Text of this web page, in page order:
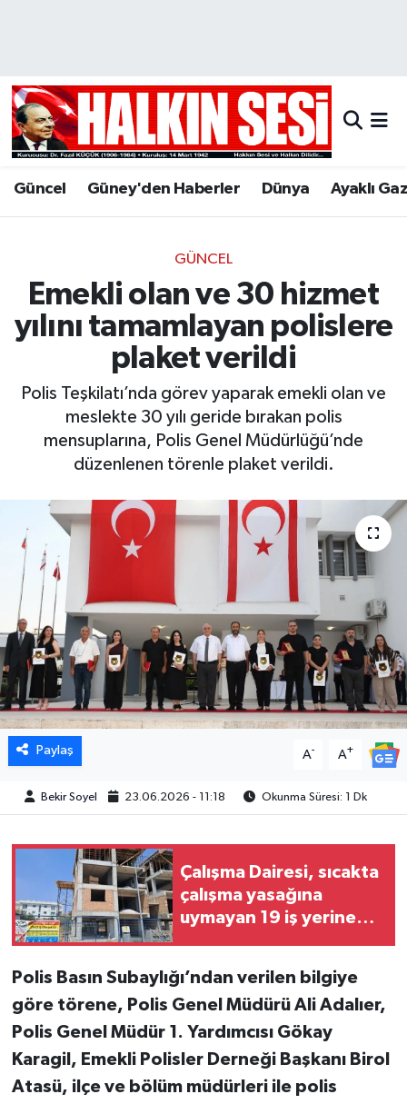
Güncel Güney'den Haberler Dünya Ayaklı
GÜNCEL
Emekli olan ve 30 hizmet
yılını tamamlayan polislere
plaket verildi
Polis Teşkilatı’nda görev yaparak emekli olan ve
meslekte 30 yılı geride bırakan polis
mensuplarına, Polis Genel Müdürlüğü’nde
düzenlenen törenle plaket verildi.
Paylaş A- A+
Bekir Soyel 23.06.2026 - 11:18 Okunma Süresi: 1 Dk
Çalışma Dairesi, sıcakta
çalışma yasağına
uymayan 19 iş yerine
Polis Basın Subaylığı’ndan verilen bilgiye
göre törene, Polis Genel Müdürü Ali Adalıer,
Polis Genel Müdür 1. Yardımcısı Gökay
Karagil, Emekli Polisler Derneği Başkanı Birol
Atasü, ilçe ve bölüm müdürleri ile polis
Hava Durumu
Trafik Durumu
Son Dakika Haberleri
Haber Arşivi